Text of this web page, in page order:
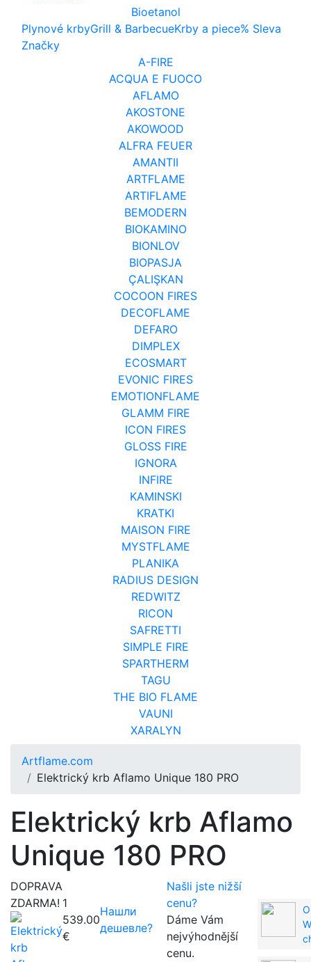
Bioetanol
Plynové krbyGrill & BarbecueKrby a piece% Sleva
Značky
A-FIRE
ACQUA E FUOCO
AFLAMO
AKOSTONE
AKOWOOD
ALFRA FEUER
AMANTII
ARTFLAME
ARTIFLAME
BEMODERN
BIOKAMINO
BIONLOV
BIOPASJA
ÇALIŞKAN
COCOON FIRES
DECOFLAME
DEFARO
DIMPLEX
ECOSMART
EVONIC FIRES
EMOTIONFLAME
GLAMM FIRE
ICON FIRES
GLOSS FIRE
IGNORA
INFIRE
KAMINSKI
KRATKI
MAISON FIRE
MYSTFLAME
PLANIKA
RADIUS DESIGN
REDWITZ
RICON
SAFRETTI
SIMPLE FIRE
SPARTHERM
TAGU
THE BIO FLAME
VAUNI
XARALYN
Artflame.com
Elektrický krb Aflamo Unique 180 PRO
Elektrický krb Aflamo
Unique 180 PRO
DOPRAVA
ZDARMA! 1
539.00
€
Нашли
дешевле?
Našli jste nižší
cenu?
Dáme Vám
nejvýhodnější
cenu.